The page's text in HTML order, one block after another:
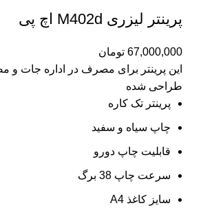
پرینتر لیزری M402d اچ پی
67,000,000 تومان
این پرینتر برای مصرف در اداره جات و
طراحی شده
پرینتر تک کاره
چاپ سیاه و سفید
قابلیت چاپ دورو
سرعت چاپ 38 برگ
سایز کاغذ A4